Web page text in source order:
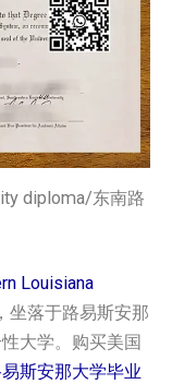
diploma/东南路
Louisiana
坐落于路易斯安那
大学。购买美国‌‌
斯安那大学‌毕业